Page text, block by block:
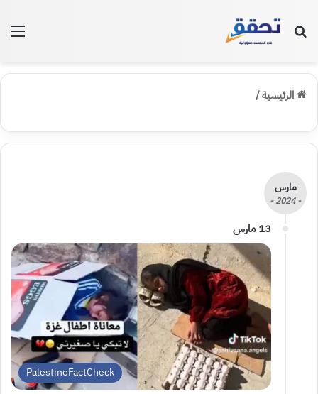
بحث عن
الرئيسية/
مارس
- 2024 -
13 مارس
PalestineFactCheck